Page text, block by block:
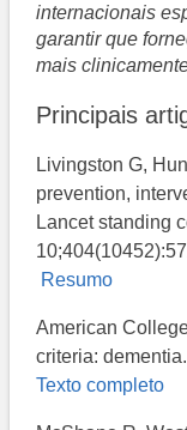
internacionais
garantir que
mais
Principais
Livingston G,
prevention,
Lancet standing
Resumo
American
criteria:
Texto completo